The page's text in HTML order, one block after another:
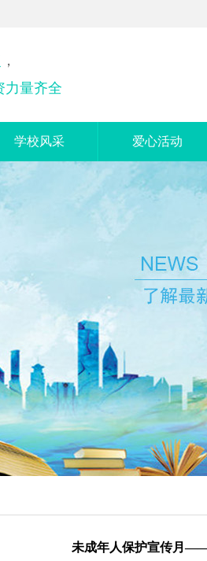
，
力量齐全
学校风采 爱心活动
爱心志愿者
未成年人保护宣传月